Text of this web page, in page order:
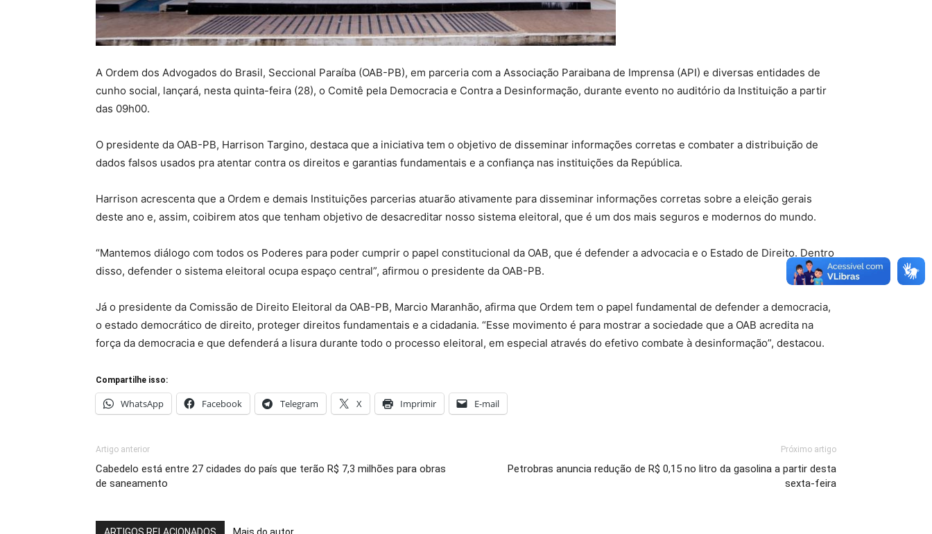
A Ordem dos Advogados do Brasil, Seccional Paraíba (OAB-PB), em parceria com a Associação Paraibana de Imprensa (API) e diversas entidades de
cunho social, lançará, nesta quinta-feira (28), o Comitê pela Democracia e Contra a Desinformação, durante evento no auditório da Instituição a partir
das 09h00.
O presidente da OAB-PB, Harrison Targino, destaca que a iniciativa tem o objetivo de disseminar informações corretas e combater a distribuição de
dados falsos usados pra atentar contra os direitos e garantias fundamentais e a confiança nas instituições da República.
Harrison acrescenta que a Ordem e demais Instituições parcerias atuarão ativamente para disseminar informações corretas sobre a eleição gerais
deste ano e, assim, coibirem atos que tenham objetivo de desacreditar nosso sistema eleitoral, que é um dos mais seguros e modernos do mundo.
“Mantemos diálogo com todos os Poderes para poder cumprir o papel constitucional da OAB, que é defender a advocacia e o Estado de Direito. Dentro
disso, defender o sistema eleitoral ocupa espaço central”, afirmou o presidente da OAB-PB.
Já o presidente da Comissão de Direito Eleitoral da OAB-PB, Marcio Maranhão, afirma que Ordem tem o papel fundamental de defender a democracia,
o estado democrático de direito, proteger direitos fundamentais e a cidadania. “Esse movimento é para mostrar a sociedade que a OAB acredita na
força da democracia e que defenderá a lisura durante todo o processo eleitoral, em especial através do efetivo combate à desinformação”, destacou.
Compartilhe isso:
WhatsApp Facebook Telegram X Imprimir E-mail
Artigo anterior
Cabedelo está entre 27 cidades do país que terão R$ 7,3 milhões para obras
de saneamento
Próximo artigo
Petrobras anuncia redução de R$ 0,15 no litro da gasolina a partir desta
sexta-feira